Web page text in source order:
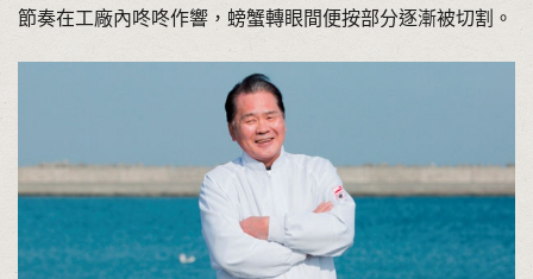
節奏在工廠內咚咚作響，螃蟹轉眼間便按部分逐漸被切割。